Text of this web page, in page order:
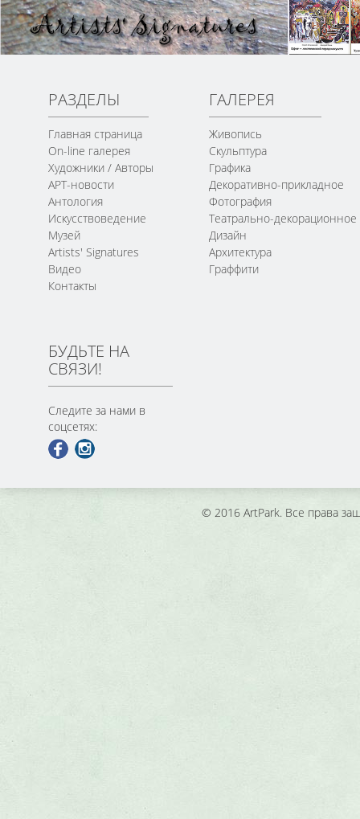
РАЗДЕЛЫ
Главная страница
On-line галерея
Художники / Авторы
АРТ-новости
Антология
Искусствоведение
Музей
Artists' Signatures
Видео
Контакты
ГАЛЕРЕЯ
Живопись
Скульптура
Графика
Декоративно-прикладное
Фотография
Театрально-декорационное
Дизайн
Архитектура
Граффити
БУДЬТЕ НА
СВЯЗИ!
Следите за нами в
соцсетях:
© 2016 ArtPark. Все права